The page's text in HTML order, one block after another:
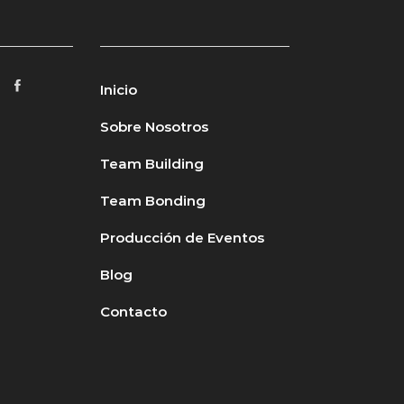
Inicio
Sobre Nosotros
Team Building
Team Bonding
Producción de Eventos
Blog
Contacto